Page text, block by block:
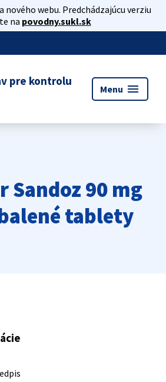
webu. Predchádzajúcu verziu
na povodny.sukl.sk
pre kontrolu
Menu menu
Sandoz 90 mg
tablety